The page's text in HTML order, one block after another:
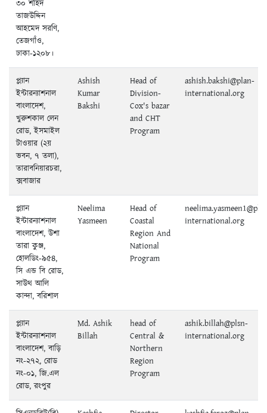
৩০ শহিদ
তাজউদ্দিন
আহমেদ সরণি,
তেজগাঁও,
ঢাকা-১২০৮।
প্ল্যান
ইন্টারন্যাশনাল
বাংলাদেশ,
খুরুশকাল লেন
রোড, ইসমাইল
টাওয়ার (২য়
ভবন, ৭ তলা),
তারাবনিয়ারচরা,
ক্সবাজার
Ashish
Kumar
Bakshi
Head of
Division-
Cox's bazar
and CHT
Program
ashish.bakshi@plan-
international.org
প্ল্যান
ইন্টারন্যাশনাল
বাংলাদেশ, উশা
তারা কুঞ্জ,
হোলডিং-৯৫৪,
সি এন্ড বি রোড,
সাউথ আলি
কান্দা, বরিশাল
Neelima
Yasmeen
Head of
Coastal
Region And
National
Program
international.org
প্ল্যান
ইন্টারন্যাশনাল
বাংলাদেশ, বাড়ি
নং-২৭২, রোড
নং-০১, জি.এল
রোড, রংপুর
Md. Ashik
Billah
head of
Central &
Northern
Region
Program
ashik.billah@plsn-
international.org